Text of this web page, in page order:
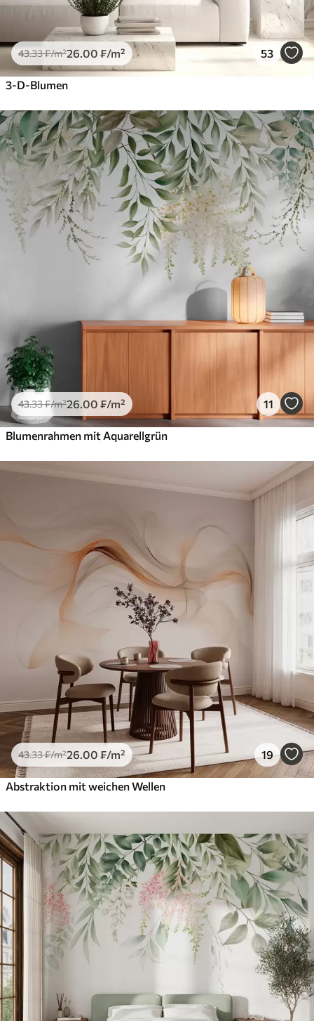
43.33₣/m²26 .00 ₣/m² 53
3-D-Blumen
43.33₣/m²26 .00 ₣/m² 11
Blumenrahmen mit Aquarellgrün
43.33₣/m²26 .00 ₣/m² 19
Abstraktion mit weichen Wellen